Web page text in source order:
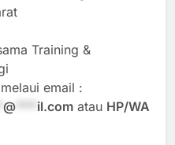
Training &
email :
@ il.com atau HP/WA